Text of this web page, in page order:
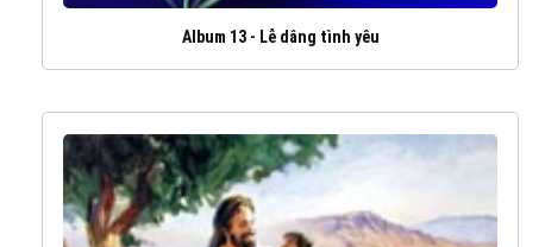
Album 13 - Lễ dâng tình yêu